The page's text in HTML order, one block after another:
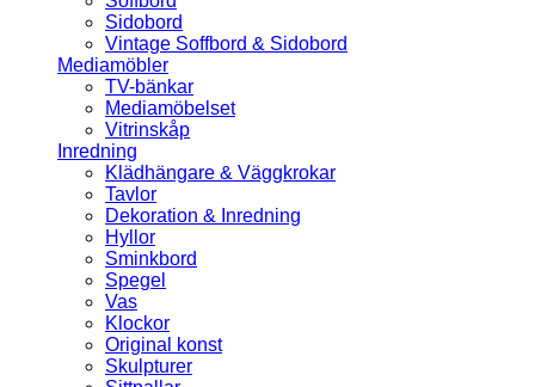
Sidobord
Vintage Soffbord & Sidobord
Mediamöbler
TV-bänkar
Mediamöbelset
Vitrinskåp
Inredning
Klädhängare & Väggkrokar
Tavlor
Dekoration & Inredning
Hyllor
Sminkbord
Spegel
Vas
Klockor
Original konst
Skulpturer